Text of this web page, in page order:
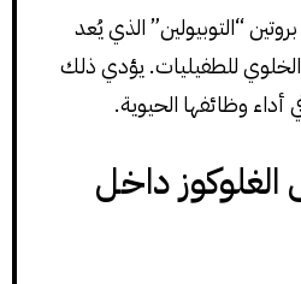
“التوبيولين” الذي يُعد
للطفيليات. يؤدي ذلك
أداء وظائفها الحيوية.
داخل